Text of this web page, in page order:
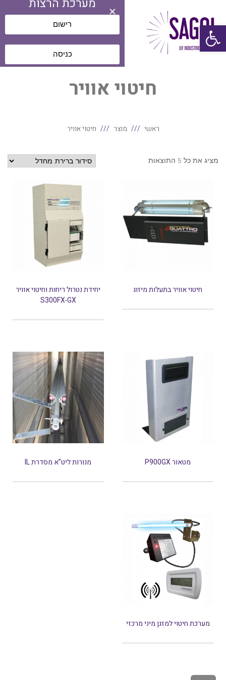
פתח סרגל נגישות
חיטוי אוויר
ראשי מוצר חיטוי אוויר
מציג את כל 5 התוצאות
חיטוי אוויר בתעלות מיזוג
יחידת נטרול ריחות וחיטוי אוויר
S300FX-GX
מטאור P900GX מנורות ליט”א מסדרת IL
מערכת חיטוי למזגן מיני מרכזי
רישום
כניסה